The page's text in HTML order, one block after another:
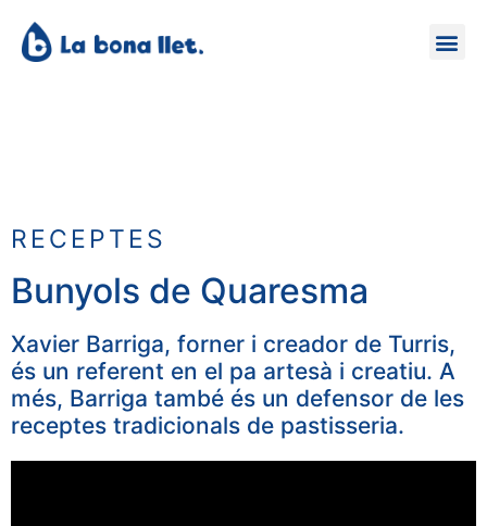
RECEPTES
Bunyols de Quaresma
Xavier Barriga, forner i creador de Turris,
és un referent en el pa artesà i creatiu. A
més, Barriga també és un defensor de les
receptes tradicionals de pastisseria.